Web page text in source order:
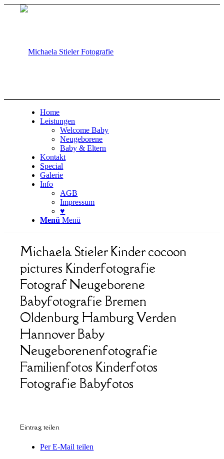
Home
Leistungen
Welcome Baby
Neugeborene
Baby & Eltern
Kontakt
Special
Galerie
Info
AGB
Impressum
♥
Menü Menü
Michaela Stieler Kinder cocoon
pictures Kinderfotografie
Fotograf Neugeborene
Babyfotografie Bremen
Oldenburg Hamburg Verden
Hannover Baby
Neugeborenenfotografie
Familienfotos Kinderfotos
Fotografie Babyfotos
Eintrag teilen
Per E-Mail teilen